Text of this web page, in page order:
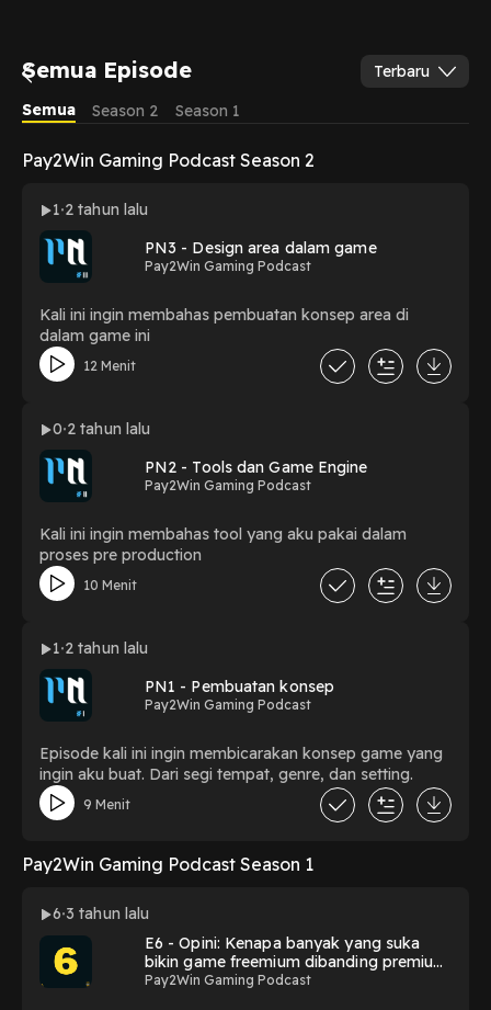
Semua Episode
Terbaru
Semua
Season 2 Season 1
Pay2Win Gaming Podcast Season 2
1 2 tahun lalu
PN3 - Design area dalam game
Pay2Win Gaming Podcast
Kali ini ingin membahas pembuatan konsep area di
dalam game ini
12 Menit
0 2 tahun lalu
PN2 - Tools dan Game Engine
Pay2Win Gaming Podcast
Kali ini ingin membahas tool yang aku pakai dalam
proses pre production
10 Menit
1 2 tahun lalu
PN1 - Pembuatan konsep
Pay2Win Gaming Podcast
Episode kali ini ingin membicarakan konsep game yang
ingin aku buat. Dari segi tempat, genre, dan setting.
9 Menit
Pay2Win Gaming Podcast Season 1
6 3 tahun lalu
E6 - Opini: Kenapa banyak yang suka
bikin game freemium dibanding premium
(edisi review status FB Kris Antoni)
Pay2Win Gaming Podcast